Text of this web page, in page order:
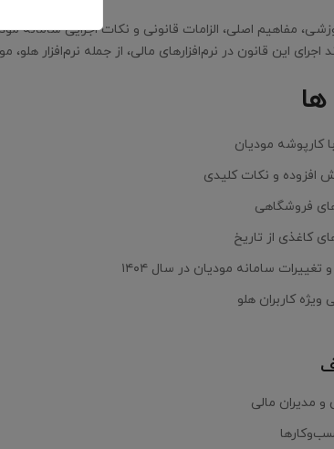
مفاهیم اصلی، الزامات قانونی و نکات اجرایی سامانه
این قانون در نرم‌افزارهای مالی، از جمله نرم‌افزار هلو،
کارپوشه مودیان
افزوده و نکات کلیدی
فروشگاهی
کاغذی از تاریخ
تغییرات سامانه مودیان در سال ۱۴۰۴
کاربران هلو
و مدیران مالی